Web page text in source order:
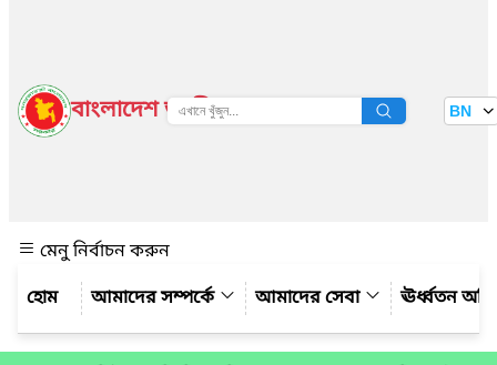
বাংলাদেশ জাতীয় তথ্য বাতায়ন BN
মেনু নির্বাচন করুন
আমাদের সম্পর্কে
আমাদের সেবা ঊর্ধ্বতন